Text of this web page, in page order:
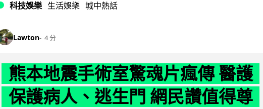
科技娛樂 生活娛樂 城中熱話
Lawton 4 分
熊本地震手術室驚魂片瘋傳 醫護
保護病人、逃生門 網民讚值得尊